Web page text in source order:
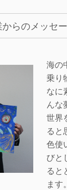
らのメッセ
海の
乗り
なに
んな
世界
ると
色使
びと
ると
ます